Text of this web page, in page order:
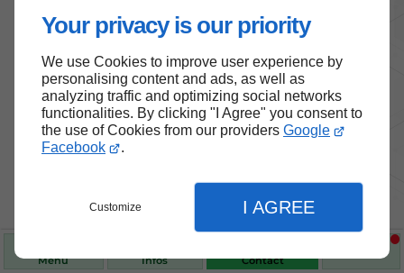
Your privacy is our priority
We use Cookies to improve user experience by
personalising content and ads, as well as
analyzing traffic and optimizing social networks
functionalities. By clicking "I Agree" you consent to
the use of Cookies from our providers Google
Facebook
.
Customize I AGREE
Menu Infos Contact
Nos produits de santé et de